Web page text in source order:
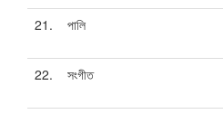
21.
পালি
22.
সংগীত